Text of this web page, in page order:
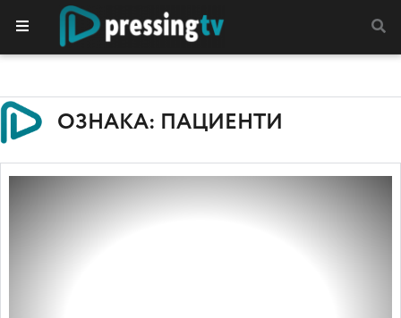
ОЗНАКА: ПАЦИЕНТИ